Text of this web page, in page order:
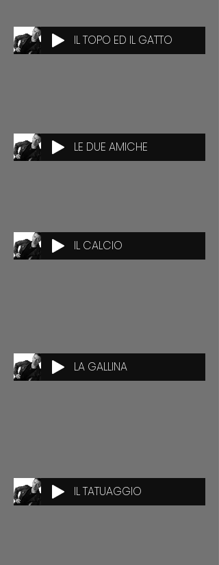
IL TOPO ED IL GATTO
LE DUE AMICHE
IL CALCIO
LA GALLINA
IL TATUAGGIO